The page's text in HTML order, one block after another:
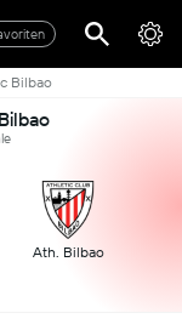
Bilbao
Ath. Bilbao